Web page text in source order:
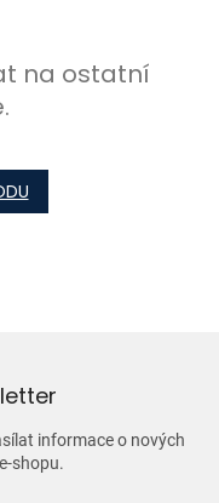
na ostatní
informace o nových
shopu.